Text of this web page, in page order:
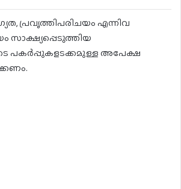
പ്രവൃത്തിപരിചയം എന്നിവ
സാക്ഷ്യപ്പെടുത്തിയ
പകർപ്പുകളടക്കമുള്ള അപേക്ഷ